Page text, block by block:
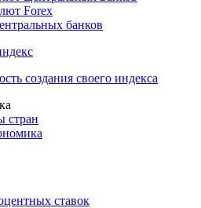
Forex
банков
создания своего индекса
стран
ставок